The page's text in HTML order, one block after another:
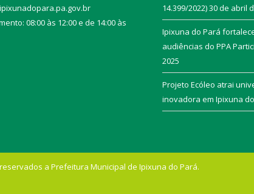
08:00 às 12:00 e de 14:00 às
14.399/2022)30 de abril
Ipixuna do Pará
audiências do PPA
2025
Projeto Ecóleo atrai
inovadora em Ipixuna
a Prefeitura Municipal de Ipixuna do Pará.